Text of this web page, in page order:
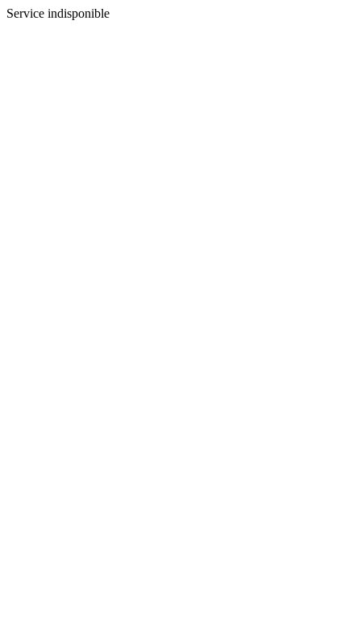
Service indisponible